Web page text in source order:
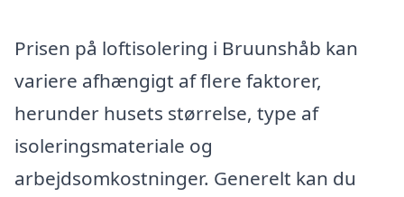
Prisen på loftisolering i Bruunshåb kan
variere afhængigt af flere faktorer,
herunder husets størrelse, type af
isoleringsmateriale og
arbejdsomkostninger. Generelt kan du